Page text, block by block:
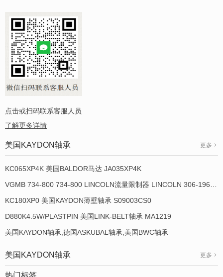
点击或扫码联系客服人员
了解更多详情
美国KAYDON轴承 更多
KC065XP4K 美国BALDOR马达 JA035XP4K
KC180XP0 美国KAYDON薄壁轴承 S09003CS0
D880K4.5W/PLASTPIN 美国LINK-BELT轴承 MA1219
美国KAYDON轴承,德国ASKUBAL轴承,美国BWC轴承
美国KAYDON轴承 更多
热门标签